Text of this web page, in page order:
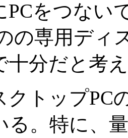
PCをつない
の専用ディ
十分だと考
トップPC
る。特に、